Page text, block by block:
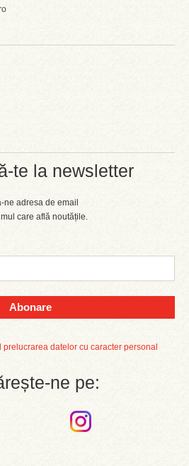
te la newsletter
ne adresa de email
care află noutățile.
Abonare
datelor cu caracter personal
ne pe: